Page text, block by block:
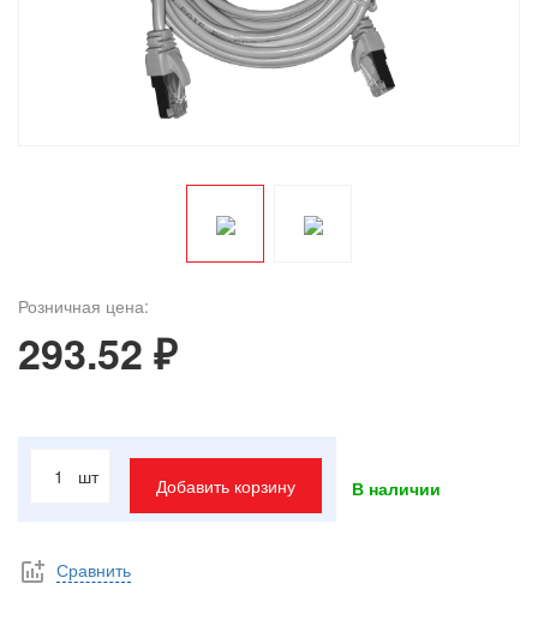
Розничная цена:
293.52 ₽
шт Добавить корзину В наличии
Сравнить